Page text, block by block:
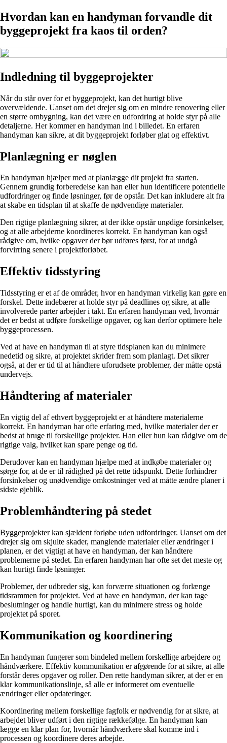
Hvordan kan en handyman forvandle dit
byggeprojekt fra kaos til orden?
Indledning til byggeprojekter
Når du står over for et byggeprojekt, kan det hurtigt blive
overvældende. Uanset om det drejer sig om en mindre renovering eller
en større ombygning, kan det være en udfordring at holde styr på alle
detaljerne. Her kommer en handyman ind i billedet. En erfaren
handyman kan sikre, at dit byggeprojekt forløber glat og effektivt.
Planlægning er nøglen
En handyman hjælper med at planlægge dit projekt fra starten.
Gennem grundig forberedelse kan han eller hun identificere potentielle
udfordringer og finde løsninger, før de opstår. Det kan inkludere alt fra
at skabe en tidsplan til at skaffe de nødvendige materialer.
Den rigtige planlægning sikrer, at der ikke opstår unødige forsinkelser,
og at alle arbejderne koordineres korrekt. En handyman kan også
rådgive om, hvilke opgaver der bør udføres først, for at undgå
forvirring senere i projektforløbet.
Effektiv tidsstyring
Tidsstyring er et af de områder, hvor en handyman virkelig kan gøre en
forskel. Dette indebærer at holde styr på deadlines og sikre, at alle
involverede parter arbejder i takt. En erfaren handyman ved, hvornår
det er bedst at udføre forskellige opgaver, og kan derfor optimere hele
byggeprocessen.
Ved at have en handyman til at styre tidsplanen kan du minimere
nedetid og sikre, at projektet skrider frem som planlagt. Det sikrer
også, at der er tid til at håndtere uforudsete problemer, der måtte opstå
undervejs.
Håndtering af materialer
En vigtig del af ethvert byggeprojekt er at håndtere materialerne
korrekt. En handyman har ofte erfaring med, hvilke materialer der er
bedst at bruge til forskellige projekter. Han eller hun kan rådgive om de
rigtige valg, hvilket kan spare penge og tid.
Derudover kan en handyman hjælpe med at indkøbe materialer og
sørge for, at de er til rådighed på det rette tidspunkt. Dette forhindrer
forsinkelser og unødvendige omkostninger ved at måtte ændre planer i
sidste øjeblik.
Problemhåndtering på stedet
Byggeprojekter kan sjældent forløbe uden udfordringer. Uanset om det
drejer sig om skjulte skader, manglende materialer eller ændringer i
planen, er det vigtigt at have en handyman, der kan håndtere
problemerne på stedet. En erfaren handyman har ofte set det meste og
kan hurtigt finde løsninger.
Problemer, der udbreder sig, kan forværre situationen og forlænge
tidsrammen for projektet. Ved at have en handyman, der kan tage
beslutninger og handle hurtigt, kan du minimere stress og holde
projektet på sporet.
Kommunikation og koordinering
En handyman fungerer som bindeled mellem forskellige arbejdere og
håndværkere. Effektiv kommunikation er afgørende for at sikre, at alle
forstår deres opgaver og roller. Den rette handyman sikrer, at der er en
klar kommunikationslinje, så alle er informeret om eventuelle
ændringer eller opdateringer.
Koordinering mellem forskellige fagfolk er nødvendig for at sikre, at
arbejdet bliver udført i den rigtige rækkefølge. En handyman kan
lægge en klar plan for, hvornår håndværkere skal komme ind i
processen og koordinere deres arbejde.